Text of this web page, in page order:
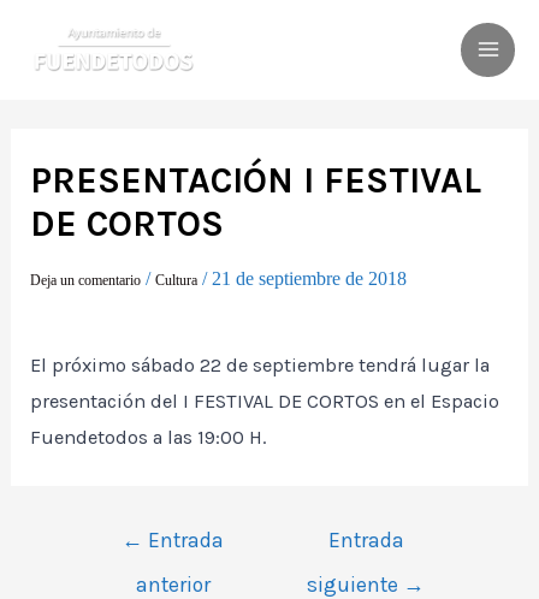
PRESENTACIÓN I FESTIVAL
DE CORTOS
Deja un comentario /Cultura /21 de septiembre de 2018
El próximo sábado 22 de septiembre tendrá lugar la
presentación del I FESTIVAL DE CORTOS en el Espacio
Fuendetodos a las 19:00 H.
Navegación
← Entrada
anterior
Entrada
siguiente →